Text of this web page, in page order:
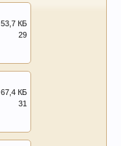
53,7 КБ
29
67,4 КБ
31